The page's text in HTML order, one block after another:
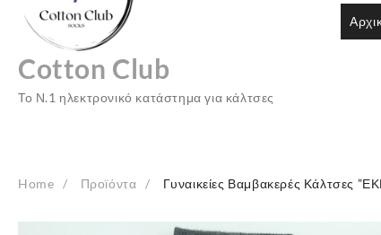
Cotton Club
Το Ν.1 ηλεκτρονικό κατάστημα για κάλτσες
Home Προϊόντα Γυναικείες Βαμβακερές Κάλτσες